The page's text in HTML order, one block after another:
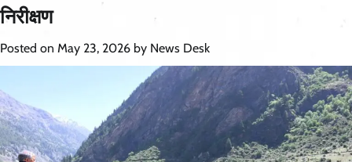
निरीक्षण
Posted on May 23, 2026 by News Desk